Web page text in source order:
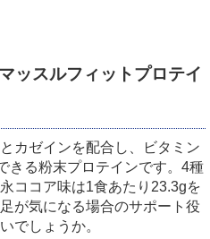
ッスルフィットプロテイ
カゼインを配合し、ビタミン
きる粉末プロテインです。4種
ココア味は1食あたり23.3gを
が気になる場合のサポート役
でしょうか。